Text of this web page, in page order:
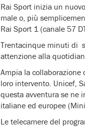
Rai Sport inizia un
male o, più
Rai Sport 1 (canale 57
Trentacinque minuti di
attenzione alla
Ampia la
loro intervento. Unicef,
questa avventura se ne
italiane ed europee
Le telecamere del